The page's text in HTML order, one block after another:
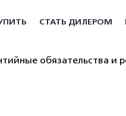
СТАТЬ ДИЛЕРОМ
обязательства и